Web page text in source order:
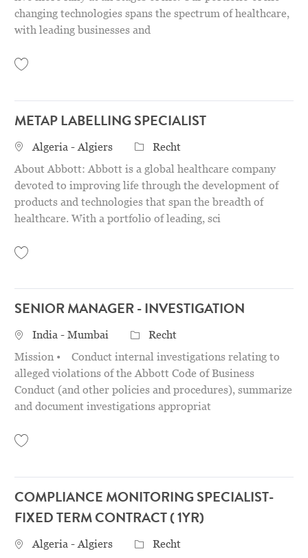
changing technologies spans the spectrum of healthcare,
with leading businesses and
METAP LABELLING SPECIALIST
STANDORT
Algeria - Algiers Category
Recht
About Abbott: Abbott is a global healthcare company
devoted to improving life through the development of
products and technologies that span the breadth of
healthcare. With a portfolio of leading, sci
SENIOR MANAGER - INVESTIGATION
STANDORT
India - Mumbai Category
Recht
Mission • Conduct internal investigations relating to
alleged violations of the Abbott Code of Business
Conduct (and other policies and procedures), summarize
and document investigations appropriat
COMPLIANCE MONITORING SPECIALIST-
FIXED TERM CONTRACT ( 1YR)
STANDORT
Algeria - Algiers Category
Recht